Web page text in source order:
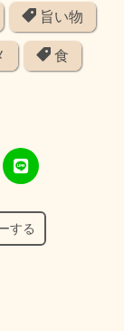
旨い物
食
する